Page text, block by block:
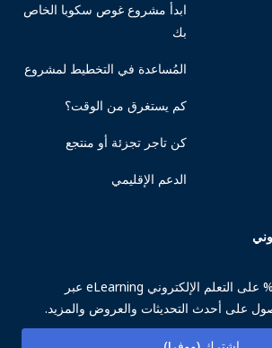
ابدأ مشروع غوص سكوبا الخاص
بك
المُساعدة في التخطيط لمشروع
كم يستغرق من الوقت؟
كن تاجر تجزئة أو منتجع
الدعم الإقليمي
احصل على خصم 10% على التعلم الإلكتروني eLearning عبر
على أحدث التحديثات والعروض والمزيد.